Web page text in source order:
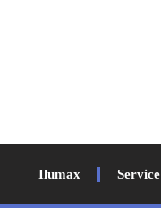
Ilumax Service